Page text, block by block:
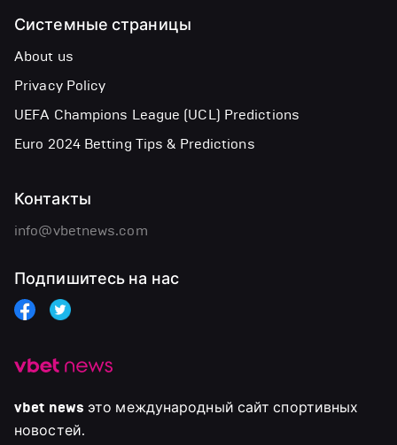
vbet news это международный сайт спортивных
новостей.
Системные страницы
About us
Privacy Policy
UEFA Champions League (UCL) Predictions
Euro 2024 Betting Tips & Predictions
Контакты
info@vbetnews.com
Подпишитесь на нас